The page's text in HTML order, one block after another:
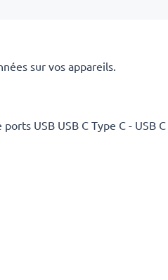
sur vos appareils.
USB USB C Type C - USB